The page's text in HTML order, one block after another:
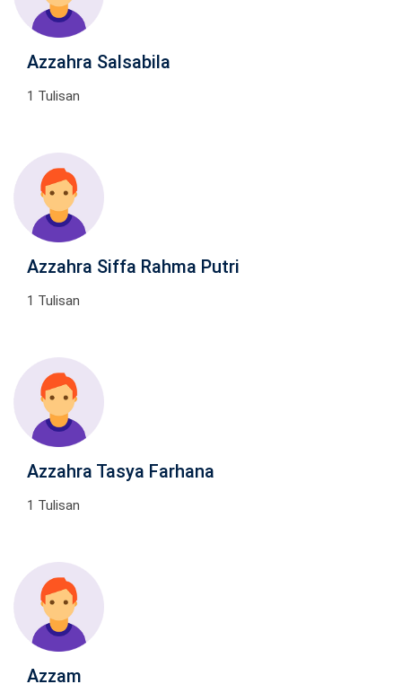
Azzahra Salsabila
1 Tulisan
Azzahra Siffa Rahma Putri
1 Tulisan
Azzahra Tasya Farhana
1 Tulisan
Azzam